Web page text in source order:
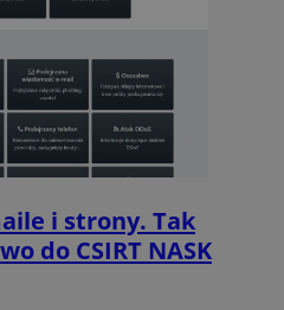
i strony. Tak
do CSIRT NASK